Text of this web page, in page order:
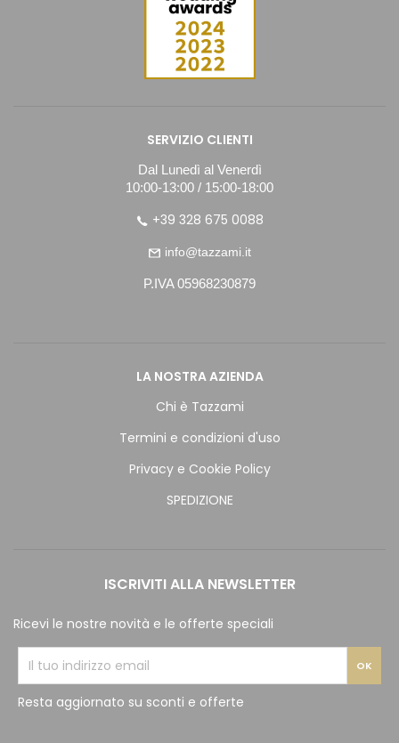
SERVIZIO CLIENTI
Dal Lunedì al Venerdì
10:00-13:00 / 15:00-18:00
+39 328 675 0088
info@tazzami.it
P.IVA 05968230879
LA NOSTRA AZIENDA
Chi è Tazzami
Termini e condizioni d'uso
Privacy e Cookie Policy
SPEDIZIONE
ISCRIVITI ALLA NEWSLETTER
Ricevi le nostre novità e le offerte speciali
Resta aggiornato su sconti e offerte